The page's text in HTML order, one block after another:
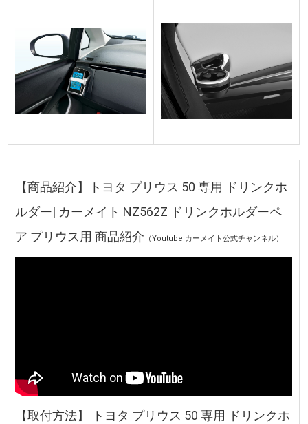
【商品紹介】トヨタ プリウス 50 専用 ドリンクホ
ルダー| カーメイト NZ562Z ドリンクホルダーペ
ア プリウス用 商品紹介 （Youtube カーメイト公式チャンネル）
【取付方法】 トヨタ プリウス 50 専用 ドリンクホ